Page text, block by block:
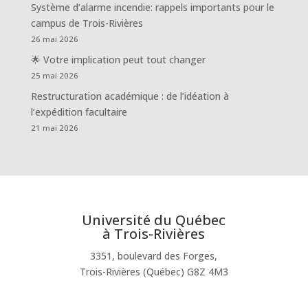
Système d’alarme incendie: rappels importants pour le
campus de Trois-Rivières
26 mai 2026
🌟 Votre implication peut tout changer
25 mai 2026
Restructuration académique : de l’idéation à
l’expédition facultaire
21 mai 2026
Université du Québec
à Trois-Rivières
3351, boulevard des Forges,
Trois-Rivières (Québec) G8Z 4M3